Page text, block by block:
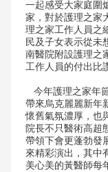
一起感受大家庭圍
家，對於護理之家
理之家工作人員之
民及子女表示從未
南醫院附設護理之
工作人員的付出比
今年護理之家年
帶來烏克麗麗新年
懷舊氣氛濃厚，也
院長不只醫術高超
帶領下會更蓬勃發
來精彩演出，其中
美心美的黃醫師每